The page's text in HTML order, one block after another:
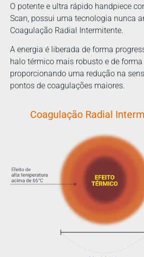
O potente e ultra rápido handpiece
Scan, possui uma tecnologia nunca
Coagulação Radial Intermitente.
A energia é liberada de forma
halo térmico mais robusto e de
proporcionando uma redução na
pontos de coagulações maiores.
Coagulação Radial